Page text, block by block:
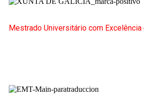
Mestrado Universitário com Excelência